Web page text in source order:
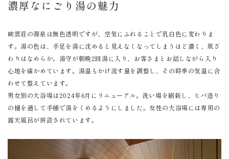
濃厚なにごり湯の魅力
峡雲荘の源泉は無色透明ですが、空気にふれることで乳白色に変わりま
す。湯の色は、手足を湯に沈めると見えなくなってしまうほど濃く、肌ざ
わりはなめらか。湯守が朝晩2回湯に入り、お客さまとお話しながら入り
心地を確かめています。湯温もかけ流す量を調整し、その時季の気温に合
わせて整えています。
男女別の大浴場は2024年6月にリニューアル。洗い場を刷新し、ヒバ造り
の樋を通して手桶で湯をくめるようにしました。女性の大浴場には専用の
露天風呂が併設されています。